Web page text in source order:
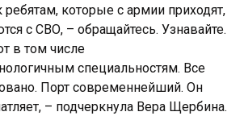
ребятам, которые с армии приходят,
с СВО, – обращайтесь. Узнавайте.
в том числе
специальностям. Все
Порт современнейший. Он
– подчеркнула Вера Щербина.